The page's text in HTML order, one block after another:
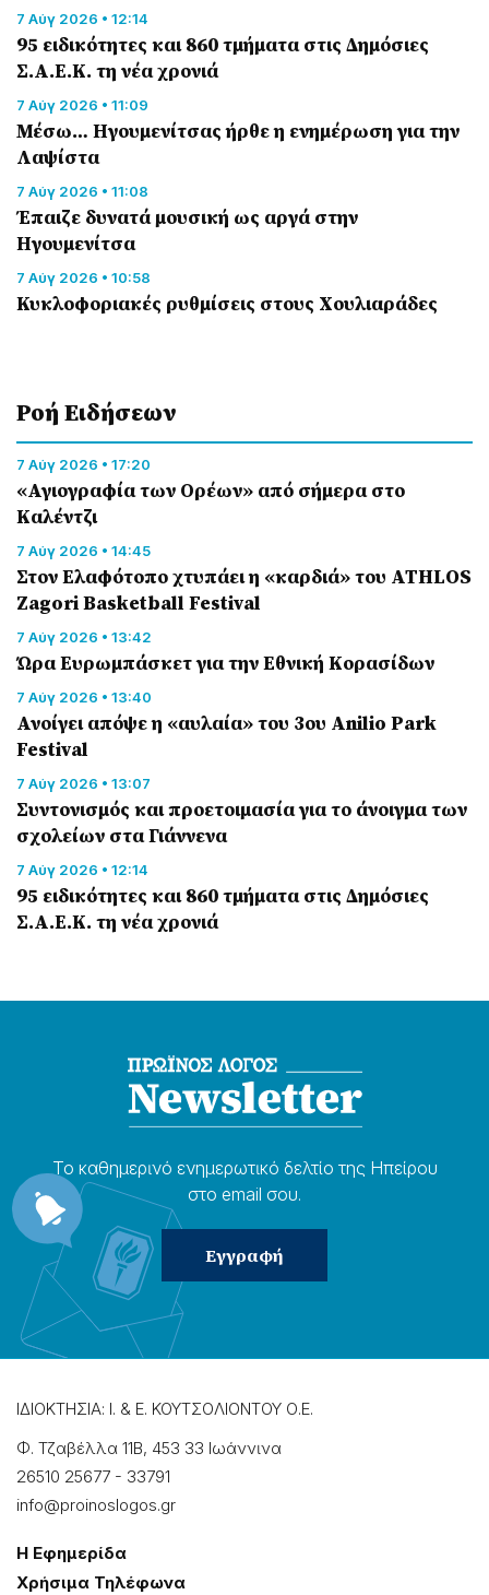
7 Αύγ 2026 • 12:14
95 ειδικότητες και 860 τμήματα στις Δημόσιες
Σ.Α.Ε.Κ. τη νέα χρονιά
7 Αύγ 2026 • 11:09
Μέσω… Ηγουμενίτσας ήρθε η ενημέρωση για την
Λαψίστα
7 Αύγ 2026 • 11:08
Έπαιζε δυνατά μουσική ως αργά στην
Ηγουμενίτσα
7 Αύγ 2026 • 10:58
Κυκλοφοριακές ρυθμίσεις στους Χουλιαράδες
Ροή Eιδήσεων
7 Αύγ 2026 • 17:20
«Αγιογραφία των Ορέων» από σήμερα στο
Καλέντζι
7 Αύγ 2026 • 14:45
Στον Ελαφότοπο χτυπάει η «καρδιά» του ATHLOS
Zagori Basketball Festival
7 Αύγ 2026 • 13:42
Ώρα Ευρωμπάσκετ για την Εθνική Κορασίδων
7 Αύγ 2026 • 13:40
Ανοίγει απόψε η «αυλαία» του 3ου Anilio Park
Festival
7 Αύγ 2026 • 13:07
Συντονισμός και προετοιμασία για το άνοιγμα των
σχολείων στα Γιάννενα
7 Αύγ 2026 • 12:14
95 ειδικότητες και 860 τμήματα στις Δημόσιες
Σ.Α.Ε.Κ. τη νέα χρονιά
Το καθημερɩνό ενημερωτɩκό δελτίο της Ηπείρου
στο email σου.
ΙΔΙΟΚΤΗΣΙΑ: Ι. & Ε. ΚΟΥΤΣΟΛΙΟΝΤΟΥ Ο.Ε.
Φ. Τζαβέλλα 11Β, 453 33 Ιωάννɩνα
26510 25677 - 33791
info@proinoslogos.gr
Η Εφημερίδα
Χρήσɩμα Τηλέφωνα